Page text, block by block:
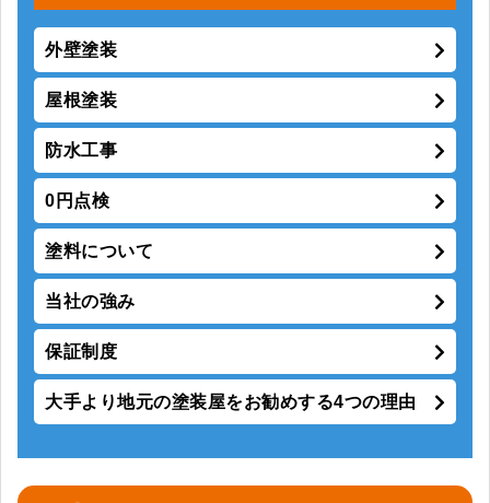
外壁塗装
屋根塗装
防水工事
0円点検
塗料について
当社の強み
保証制度
大手より地元の塗装屋をお勧めする4つの理由